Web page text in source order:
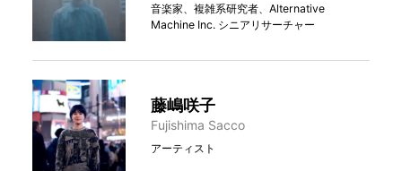
音楽家、複雑系研究者、Alternative
Machine Inc. シニアリサーチャー
藤嶋咲子
Fujishima Sacco
アーティスト